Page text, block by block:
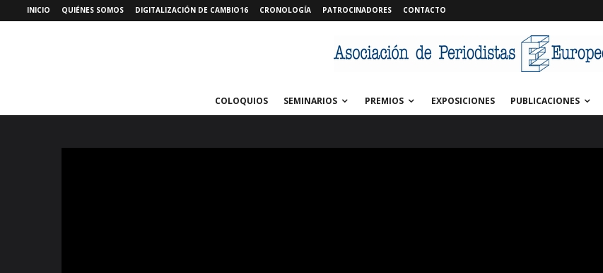
INICIO QUIÉNES SOMOS DIGITALIZACIÓN DE CAMBIO16 CRONOLOGÍA PATROCINADORES CONTACTO
COLOQUIOS SEMINARIOS PREMIOS EXPOSICIONES PUBLICACIONES